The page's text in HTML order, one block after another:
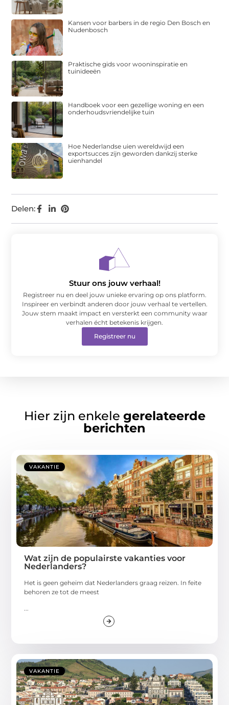
Delen:
Kansen voor barbers in de regio Den Bosch en
Nudenbosch
Praktische gids voor wooninspiratie en
tuinideeën
Handboek voor een gezellige woning en een
onderhoudsvriendelijke tuin
Hoe Nederlandse uien wereldwijd een
exportsucces zijn geworden dankzij sterke
uienhandel
Stuur ons jouw verhaal!
Registreer nu en deel jouw unieke ervaring op ons platform.
Inspireer en verbindt anderen door jouw verhaal te vertellen.
Jouw stem maakt impact en versterkt een community waar
verhalen écht betekenis krijgen.
Registreer nu
Hier zijn enkele gerelateerde
berichten
VAKANTIE
Wat zijn de populairste vakanties voor
Nederlanders?
Het is geen geheim dat Nederlanders graag reizen. In feite
behoren ze tot de meest
VAKANTIE